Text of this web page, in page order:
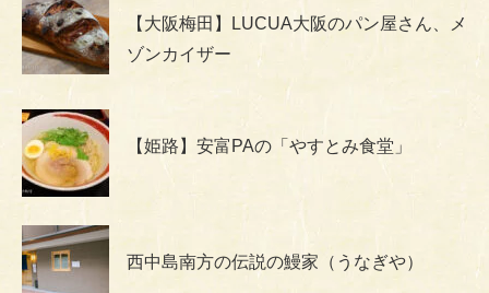
【大阪梅田】LUCUA大阪のパン屋さん、メ
ゾンカイザー
【姫路】安富PAの「やすとみ食堂」
西中島南方の伝説の鰻家（うなぎや）